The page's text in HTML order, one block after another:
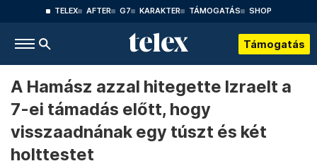
TELEX AFTER G7 KARAKTER TÁMOGATÁS SHOP
Támogatás
A Hamász azzal hitegette Izraelt a
7-ei támadás előtt, hogy
visszaadnának egy túszt és két
holttestet